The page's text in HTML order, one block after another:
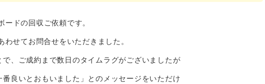
ドの回収ご依頼です。
せてお問合せをいただきました。
、ご成約まで数日のタイムラグがございましたが
番良いとおもいました」とのメッセージをいただけ